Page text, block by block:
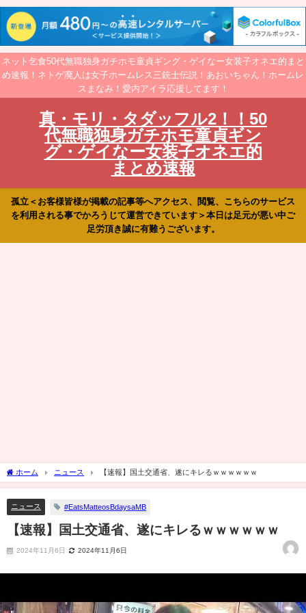
ネット乞食50代無職独身ガチホモ童貞ギング・ゲイなー女装子オネエ的まと
め速報！ネトゲ廃人は女子ホームレス三銃士伝説！あおいちゃん！ホームレ
スまなみ！愛内アイラ応援してます！
真・モリ・タダッフル2！！50
代無職独身ガチホモ童貞ギン
グ・ゲイなー女装子オネエ的
まとめ速報
孤立＜お客様皆様が掲載の記事等へアクセス、閲覧、こちらのサービス
を利用される事でかろうじて運営できています＞本日は足元が悪い中ご
足労頂き誠に有難うございます。
ホーム ニュース 【速報】国土交通省、遂にキレるｗｗｗｗｗｗ
ニュース #EatsMatteosBdaysaMB
【速報】国土交通省、遂にキレるｗｗｗｗｗｗ
2024年11月6日 2024年11月6日